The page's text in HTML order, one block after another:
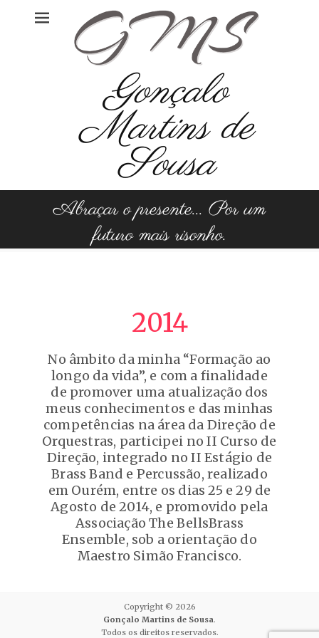
Gonçalo
Martins de
Sousa
Abraçar o presente... Por um
futuro mais risonho.
2014
No âmbito da minha “Formação ao
longo da vida”, e com a finalidade
de promover uma atualização dos
meus conhecimentos e das minhas
competências na área da Direção de
Orquestras, participei no II Curso de
Direção, integrado no II Estágio de
Brass Band e Percussão, realizado
em Ourém, entre os dias 25 e 29 de
Agosto de 2014, e promovido pela
Associação The BellsBrass
Ensemble, sob a orientação do
Maestro Simão Francisco.
Copyright © 2026
Gonçalo Martins de Sousa.
Todos os direitos reservados.